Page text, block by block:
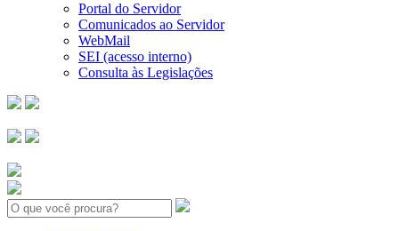
Portal do Servidor
Comunicados ao Servidor
WebMail
SEI (acesso interno)
Consulta às Legislações
Search: